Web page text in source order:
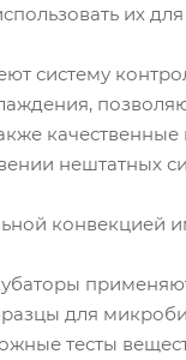
их
систему
нештатных
конвекцией
для
тесты